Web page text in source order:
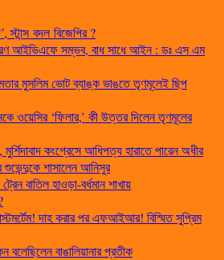
স্টান্স বদল বিজেপির ?
আইভিএফে সম্ভব, বাধ সাধে আইন : ডঃ এস এম
মুসলিম ভোট ব্যাঙ্ক ভাঙতে তৃণমূলেই ছিপ
ওয়েসির ‘ফিলার,’ কী উত্তর দিলেন তৃণমূলের
কংগ্রেসে আধিপত্য হারাতে পারেন অধীর
শাসালেন আনিসুর
বাতিল হাওড়া-বর্ধমান শাখায়
দাহ করার পর এফআইআর! বিস্মিত সুপ্রিম
বলেছিলেন বাঙালিয়ানার প্রতীক